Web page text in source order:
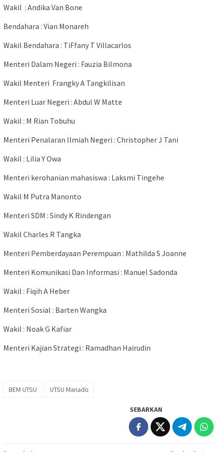
Wakil : Andika Van Bone
Bendahara : Vian Monareh
Wakil Bendahara : TiFfany T Villacarlos
Menteri Dalam Negeri : Fauzia Bilmona
Wakil Menteri Frangky A Tangkilisan
Menteri Luar Negeri : Abdul W Matte
Wakil : M Rian Tobuhu
Menteri Penalaran Ilmiah Negeri : Christopher J Tani
Wakil : Lilia Y Owa
Menteri kerohanian mahasiswa : Laksmi Tingehe
Wakil M Putra Manonto
Menteri SDM : Sindy K Rindengan
Wakil Charles R Tangka
Menteri Pemberdayaan Perempuan : Mathilda S Joanne
Menteri Komunikasi Dan Informasi : Manuel Sadonda
Wakil : Fiqih A Heber
Menteri Sosial : Barten Wangka
Wakil : Noak G Kafiar
Menteri Kajian Strategi : Ramadhan Hairudin
BEM UTSU UTSU Manado
SEBARKAN